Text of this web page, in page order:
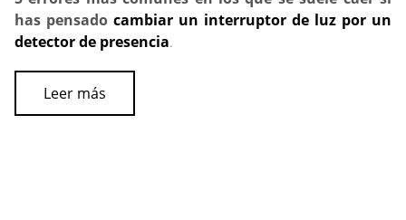
has pensado cambiar un interruptor de luz por un
detector de presencia.
Leer más